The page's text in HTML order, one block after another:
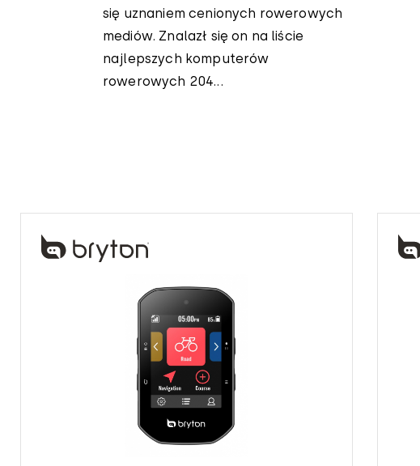
się uznaniem cenionych rowerowych
mediów. Znalazł się on na liście
najlepszych komputerów
rowerowych 204...